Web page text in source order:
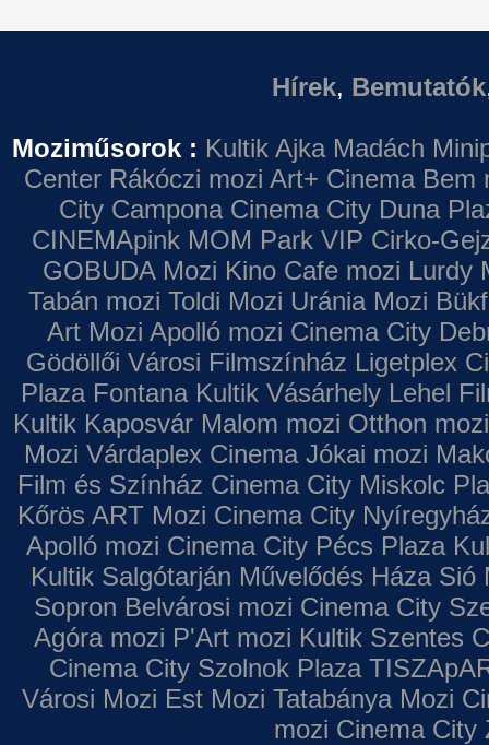
Hírek, Bemutatók
Moziműsorok : Kultik Ajka Madách
Center Rákóczi mozi Art+ Cinema Bem
City Campona Cinema City Duna
CINEMApink MOM Park VIP Cirko-
GOBUDA Mozi Kino Cafe mozi Lurdy
Tabán mozi Toldi Mozi Uránia Mozi
Art Mozi Apolló mozi Cinema City
Gödöllői Városi Filmszínház Ligetplex
Plaza Fontana Kultik Vásárhely Lehel
Kultik Kaposvár Malom mozi Otthon mozi
Mozi Várdaplex Cinema Jókai mozi
Film és Színház Cinema City Miskolc
Kőrös ART Mozi Cinema City
Apolló mozi Cinema City Pécs Plaza
Kultik Salgótarján Művelődés Háza Sió
Sopron Belvárosi mozi Cinema City
Agóra mozi P'Art mozi Kultik Szentes
Cinema City Szolnok Plaza
Városi Mozi Est Mozi Tatabánya Mozi
mozi Cinema City